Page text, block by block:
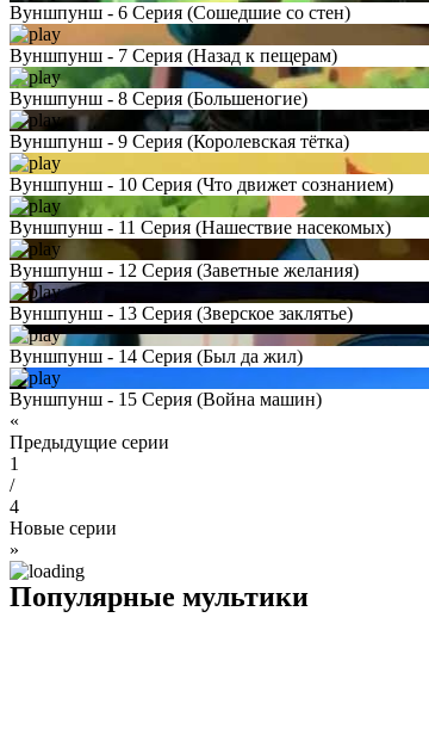
Вуншпунш - 6 Серия (Сошедшие со стен)
Вуншпунш - 7 Серия (Назад к пещерам)
Вуншпунш - 8 Серия (Большеногие)
Вуншпунш - 9 Серия (Королевская тётка)
Вуншпунш - 10 Серия (Что движет сознанием)
Вуншпунш - 11 Серия (Нашествие насекомых)
Вуншпунш - 12 Серия (Заветные желания)
Вуншпунш - 13 Серия (Зверское заклятье)
Вуншпунш - 14 Серия (Был да жил)
Вуншпунш - 15 Серия (Война машин)
«
Предыдущие серии
1
/
4
Новые серии
»
Популярные мультики